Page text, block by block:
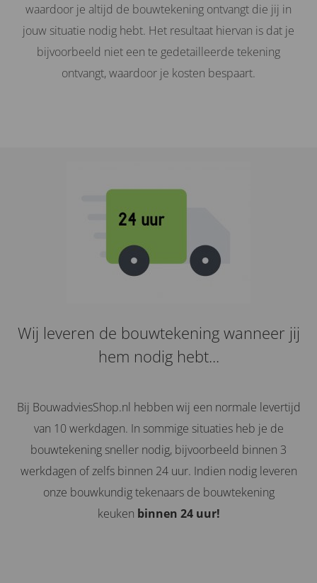
waardoor je altijd de bouwtekening ontvangt die jij in
jouw situatie nodig hebt. Het resultaat hiervan is dat je
bijvoorbeeld niet een te gedetailleerde tekening
ontvangt, waardoor je kosten bespaart.
Wij leveren de bouwtekening wanneer jij
hem nodig hebt...
Bij BouwadviesShop.nl hebben wij een normale levertijd
van 10 werkdagen. In sommige situaties heb je de
bouwtekening sneller nodig, bijvoorbeeld binnen 3
werkdagen of zelfs binnen 24 uur. Indien nodig leveren
onze bouwkundig tekenaars de bouwtekening
keuken binnen 24 uur!